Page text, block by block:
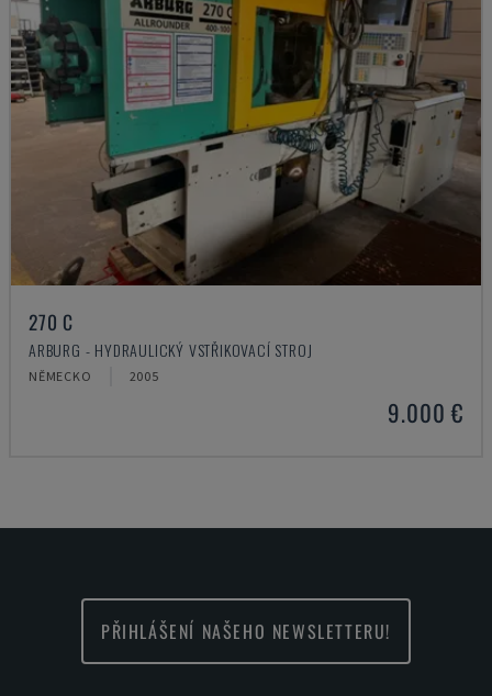
270 C
ARBURG - HYDRAULICKÝ VSTŘIKOVACÍ STROJ
NĚMECKO 2005
9.000 €
PŘIHLÁŠENÍ NAŠEHO NEWSLETTERU!